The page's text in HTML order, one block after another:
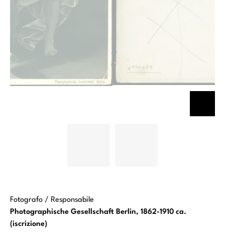
Fotografo / Responsabile
Photographische Gesellschaft Berlin, 1862-1910 ca.
(iscrizione)